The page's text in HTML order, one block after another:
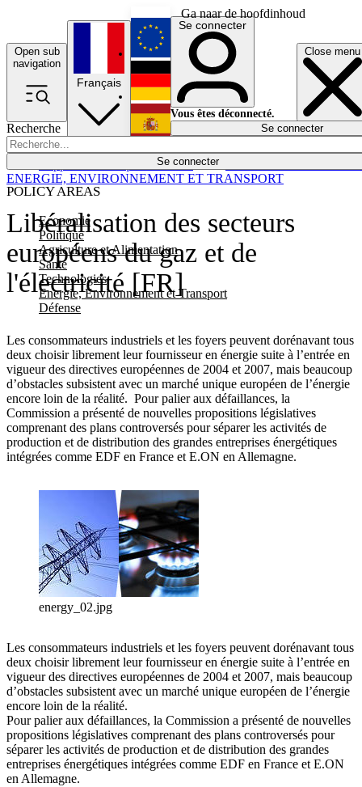
Ga naar de hoofdinhoud
Open sub
navigation
Close menu
Recherche
Se connecter
POLICY AREAS
Economie
Politique
Agriculture et Alimentation
Santé
Technologies
Energie, Environnement et Transport
Défense
Économie
Français
English
Deutsch
Español
Se connecter
Vous êtes déconnecté.
Se connecter
Libéralisation des secteurs
européens du gaz et de
l'électricité [FR]
Les consommateurs industriels et les foyers peuvent dorénavant tous
deux choisir librement leur fournisseur en énergie suite à l’entrée en
vigueur des directives européennes de 2004 et 2007, mais beaucoup
d’obstacles subsistent avec un marché unique européen de l’énergie
encore loin de la réalité. Pour palier aux défaillances, la
Commission a présenté de nouvelles propositions législatives
comprenant des plans controversés pour séparer les activités de
production et de distribution des grandes entreprises énergétiques
intégrées comme EDF en France et E.ON en Allemagne.
ENERGIE, ENVIRONNEMENT ET TRANSPORT
energy_02.jpg
Les consommateurs industriels et les foyers peuvent dorénavant tous
deux choisir librement leur fournisseur en énergie suite à l’entrée en
vigueur des directives européennes de 2004 et 2007, mais beaucoup
d’obstacles subsistent avec un marché unique européen de l’énergie
encore loin de la réalité.
Pour palier aux défaillances, la Commission a présenté de nouvelles
propositions législatives comprenant des plans controversés pour
séparer les activités de production et de distribution des grandes
entreprises énergétiques intégrées comme EDF en France et E.ON
en Allemagne.